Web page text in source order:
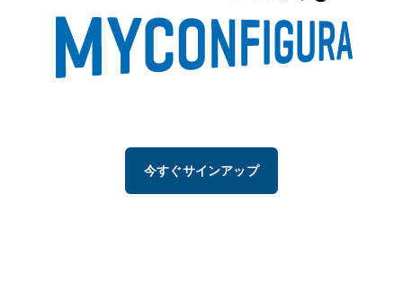
今すぐサインアップ